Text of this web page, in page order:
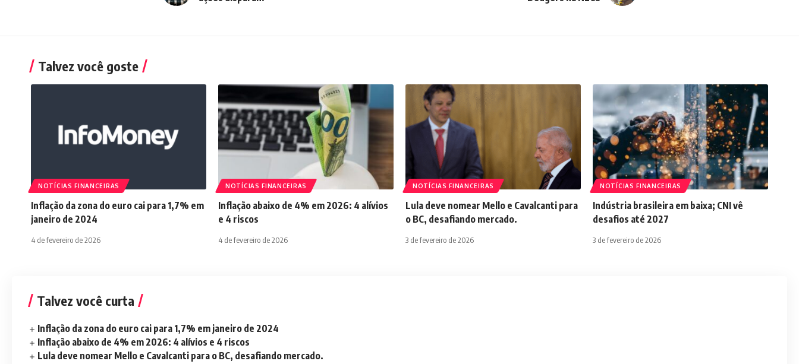
Talvez você goste
NOTÍCIAS FINANCEIRAS
Inflação da zona do euro cai para 1,7% em
janeiro de 2024
4 de fevereiro de 2026
NOTÍCIAS FINANCEIRAS
Inflação abaixo de 4% em 2026: 4 alívios
e 4 riscos
4 de fevereiro de 2026
NOTÍCIAS FINANCEIRAS
Lula deve nomear Mello e Cavalcanti para
o BC, desafiando mercado.
3 de fevereiro de 2026
NOTÍCIAS FINANCEIRAS
Indústria brasileira em baixa; CNI vê
desafios até 2027
3 de fevereiro de 2026
Talvez você curta
Inflação da zona do euro cai para 1,7% em janeiro de 2024
Inflação abaixo de 4% em 2026: 4 alívios e 4 riscos
Lula deve nomear Mello e Cavalcanti para o BC, desafiando mercado.